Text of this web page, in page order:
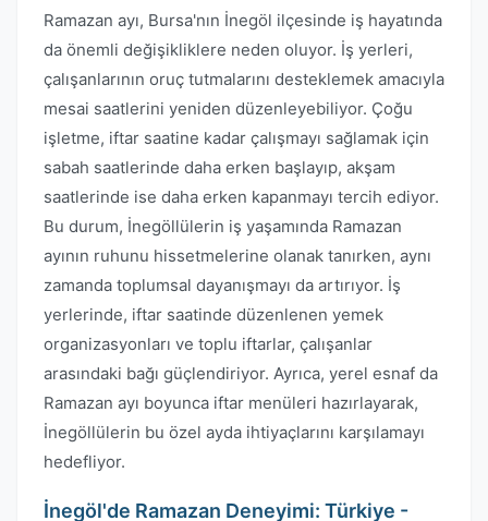
Ramazan ayı, Bursa'nın İnegöl ilçesinde iş hayatında
da önemli değişikliklere neden oluyor. İş yerleri,
çalışanlarının oruç tutmalarını desteklemek amacıyla
mesai saatlerini yeniden düzenleyebiliyor. Çoğu
işletme, iftar saatine kadar çalışmayı sağlamak için
sabah saatlerinde daha erken başlayıp, akşam
saatlerinde ise daha erken kapanmayı tercih ediyor.
Bu durum, İnegöllülerin iş yaşamında Ramazan
ayının ruhunu hissetmelerine olanak tanırken, aynı
zamanda toplumsal dayanışmayı da artırıyor. İş
yerlerinde, iftar saatinde düzenlenen yemek
organizasyonları ve toplu iftarlar, çalışanlar
arasındaki bağı güçlendiriyor. Ayrıca, yerel esnaf da
Ramazan ayı boyunca iftar menüleri hazırlayarak,
İnegöllülerin bu özel ayda ihtiyaçlarını karşılamayı
hedefliyor.
İnegöl'de Ramazan Deneyimi: Türkiye -